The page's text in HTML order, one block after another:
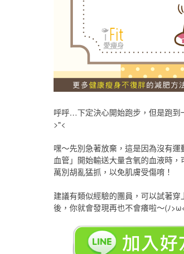
呼呼…下定決心開始跑步，但是跑到
>"<
嘿～先別急著放棄，這是因為沒有
血管」開始輸送大量含氧的血液時
萬別胡亂猛抓，以免肌膚受傷唷！
建議有類似經驗的團員，可以試著
後，你就會發現再也不會癢啦～(ﾉ